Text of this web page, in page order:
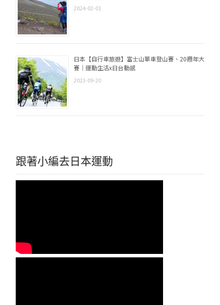
2024-02-01
日本【自行車旅遊】富士山單車登山賽、20週年大
賽｜運動生活x日台動感
2023-09-20
跟著小編去日本運動